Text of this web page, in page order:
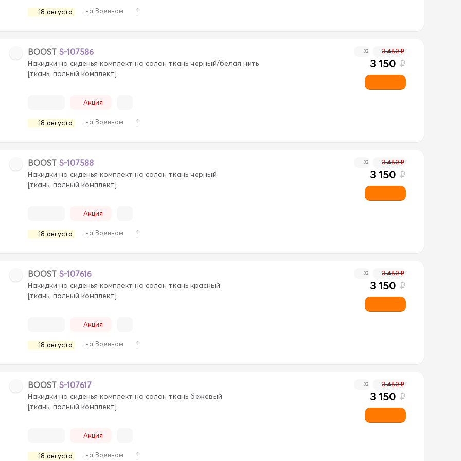
18 августа на Военном 1
BOOST S-107586
Накидки на сиденья комплект на салон ткань черный/белая нить
[ткань, полный комплект]
Акция
18 августа на Военном 1
32 3 480 ₽
3 150 ₽
BOOST S-107588
Накидки на сиденья комплект на салон ткань черный
[ткань, полный комплект]
Акция
18 августа на Военном 1
32 3 480 ₽
3 150 ₽
BOOST S-107616
Накидки на сиденья комплект на салон ткань красный
[ткань, полный комплект]
Акция
18 августа на Военном 1
32 3 480 ₽
3 150 ₽
BOOST S-107617
Накидки на сиденья комплект на салон ткань бежевый
[ткань, полный комплект]
Акция
18 августа на Военном 1
32 3 480 ₽
3 150 ₽